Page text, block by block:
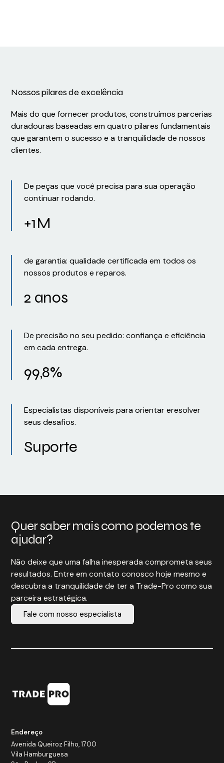
Nossos pilares de excelência
Mais do que fornecer produtos, construímos parcerias
duradouras baseadas em quatro pilares fundamentais
que garantem o sucesso e a tranquilidade de nossos
clientes.
De peças que você precisa para sua operação
continuar rodando.
+1M
de garantia: qualidade certificada em todos os
nossos produtos e reparos.
2 anos
De precisão no seu pedido: confiança e eficiência
em cada entrega.
99,8%
Especialistas disponíveis para orientar eresolver
seus desafios.
Suporte
Quer saber mais como podemos te
ajudar?
Não deixe que uma falha inesperada comprometa seus
resultados. Entre em contato conosco hoje mesmo e
descubra a tranquilidade de ter a Trade-Pro como sua
parceira estratégica.
Fale com nosso especialista
Endereço
Avenida Queiroz Filho, 1700
Vila Hamburguesa